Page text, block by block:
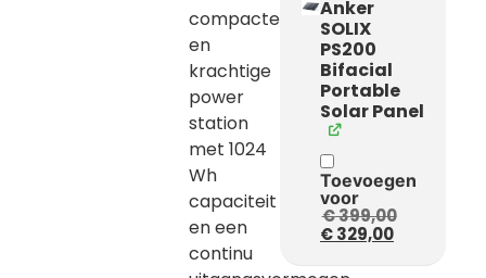
compacte
en
krachtige
power
station
met 1024
Wh
capaciteit
en een
continu
Anker
SOLIX
PS200
Bifacial
Portable
Solar Panel
Toevoegen
voor
€399,00
€329,00